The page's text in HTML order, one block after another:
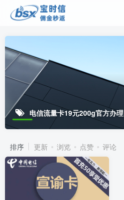
电信流量卡19元200g官方办理
排序 更新 浏览 点赞 评论